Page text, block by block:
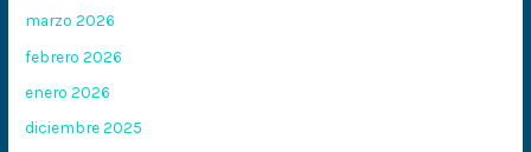
marzo 2026
febrero 2026
enero 2026
diciembre 2025